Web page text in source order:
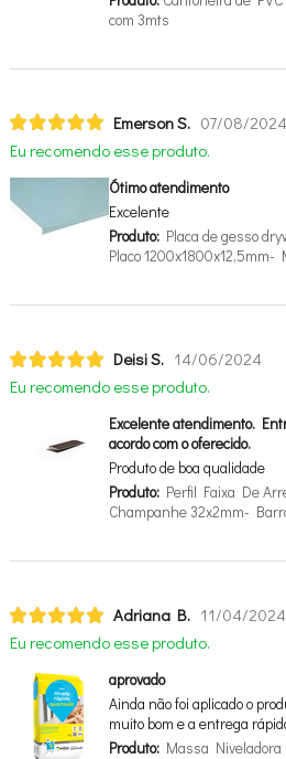
com 3mts
Emerson S. 07/08/2024
Eu recomendo esse produto.
Ótimo atendimento
Excelente
Produto:Placa de gesso
Placo 1200x1800x12,5mm-
Deisi S. 14/06/2024
Eu recomendo esse produto.
Excelente atendimento.
acordo com o oferecido.
Produto de boa qualidade
Produto:Perfil Faixa De
Champanhe 32x2mm-
Adriana B. 11/04/2024
Eu recomendo esse produto.
aprovado
Ainda não foi aplicado o
muito bom e a entrega
Produto:Massa Niveladora